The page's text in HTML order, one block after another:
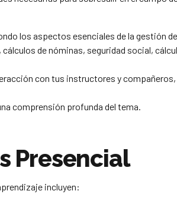
los aspectos esenciales de la gestión
de nóminas, seguridad social,
con tus instructores y compañeros,
comprensión profunda del tema.
Presencial
incluyen: